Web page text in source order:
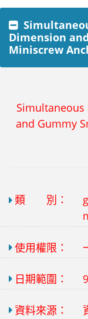
Dimension
Miniscrew
and Gummy
類 別：
使用權限：
日期範圍：
資料來源：